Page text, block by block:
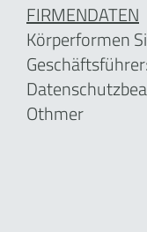
FIRMENDATEN
Körperformen
Geschäftsführer:
Othmer